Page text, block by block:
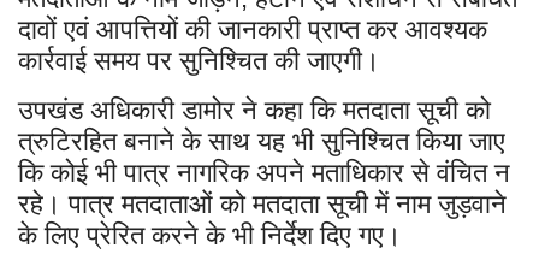
दावों एवं आपत्तियों की जानकारी प्राप्त कर आवश्यक
कार्रवाई समय पर सुनिश्चित की जाएगी।
उपखंड अधिकारी डामोर ने कहा कि मतदाता सूची को
त्रुटिरहित बनाने के साथ यह भी सुनिश्चित किया जाए
कि कोई भी पात्र नागरिक अपने मताधिकार से वंचित न
रहे। पात्र मतदाताओं को मतदाता सूची में नाम जुड़वाने
के लिए प्रेरित करने के भी निर्देश दिए गए।